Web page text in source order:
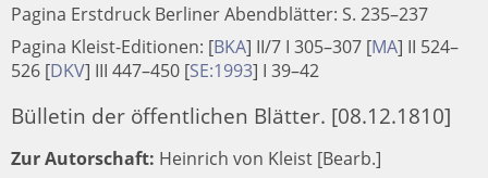
Pagina Erstdruck Berliner Abendblätter: S. 235–237
Pagina Kleist-Editionen: [BKA] II/7 I 305–307 [MA] II 524–
526 [DKV] III 447–450 [SE:1993] I 39–42
Bülletin der öffentlichen Blätter. [08.12.1810]
Zur Autorschaft: Heinrich von Kleist [Bearb.]